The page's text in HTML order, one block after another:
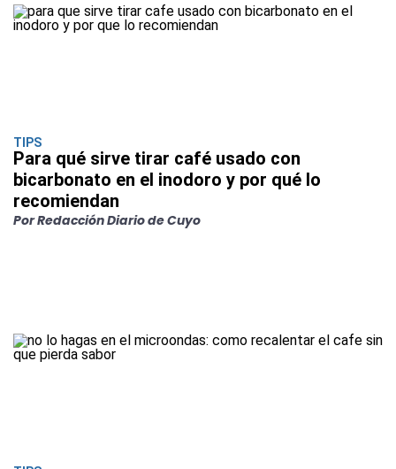
TIPS
Para qué sirve tirar café usado con
bicarbonato en el inodoro y por qué lo
recomiendan
Por Redacción Diario de Cuyo